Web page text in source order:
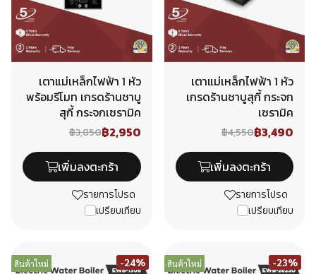
เตาแม่เหล็กไฟฟ้า 1 หัว
พร้อมรีโมท เกรดร้านชาบู
สุกี้ กระจกเซรามิค
฿3,850฿2,950
เพิ่มลงตะกร้า
รายการโปรด
เปรียบเทียบ
เตาแม่เหล็กไฟฟ้า 1 หัว
เกรดร้านชาบูสุกี้ กระจก
เซรามิค
฿4,550฿3,490
เพิ่มลงตะกร้า
รายการโปรด
เปรียบเทียบ
สินค้าใหม่ -24% สินค้าใหม่ -23%